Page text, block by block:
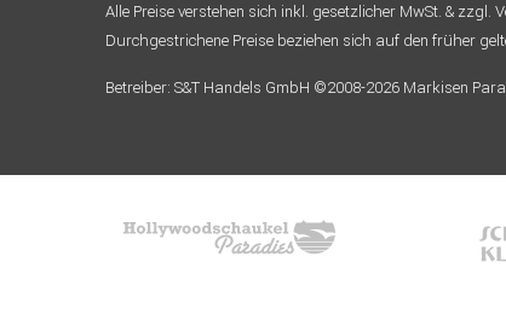
Alle Preise verstehen sich inkl. gesetzlicher MwSt. & zzgl.
Durchgestrichene Preise beziehen sich auf den früher
Betreiber: S&T Handels GmbH ©2008-2026 Markisen